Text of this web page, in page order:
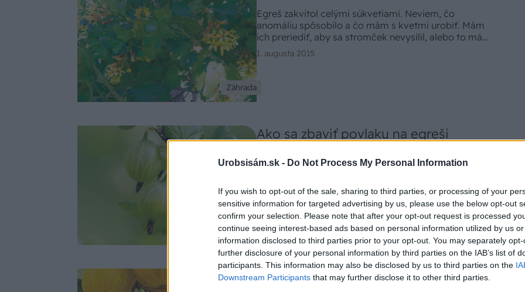
Urobsisám.sk - Do Not Process My Personal Information
If you wish to opt-out of the sale, sharing to third parties, or processing of your
sensitive information for targeted advertising by us, please use the below opt-out
confirm your selection. Please note that after your opt-out request is processed
continue seeing interest-based ads based on personal information utilized by us
information disclosed to third parties prior to your opt-out. You may separately
further disclosure of your personal information by third parties on the IAB’s list of
participants. This information may also be disclosed by us to third parties on the
Downstream Participants that may further disclose it to other third parties.
Záhrada
Egreš zakvitol celými súkvetiami. Neviem, čo
anomáliu spôsobilo a čo mám s kvetmi urobiť. Mám
ich preriediť, aby sa stromček nevysilil, alebo to mám
nechať na prírodu? (Rudolf M., Piešťany)
1. augusta 2015
Záhrada
Ako sa zbaviť povlaku na egreši
Už druhý rok sa na plodoch egreša objavil biely
povlak, ktorý sa dá zotrieť. Plod nie je napadnutý celý,
pri Nitre)
7. júna 2015
Egreš Invicta